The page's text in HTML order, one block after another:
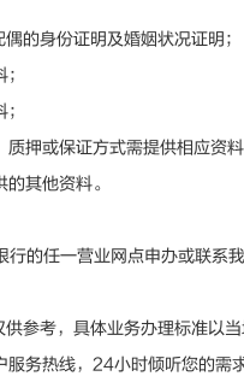
身份证明及婚姻状况证明；
或保证方式需提供相应资料
其他资料。
的任一营业网点申办或联系我
考，具体业务办理标准以当
务热线，24小时倾听您的需